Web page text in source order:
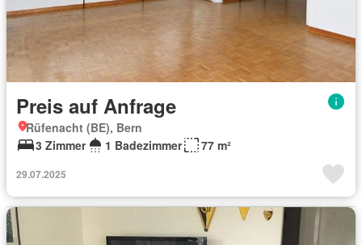
Preis auf Anfrage
Rüfenacht (BE), Bern
3 Zimmer
1 Badezimmer 77 m²
29.07.2025